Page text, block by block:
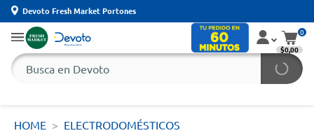
Devoto Fresh Market Portones
0
$0,00
HOME
ELECTRODOMÉSTICOS